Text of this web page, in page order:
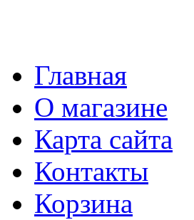
Главная
О магазине
Карта сайта
Контакты
Корзина